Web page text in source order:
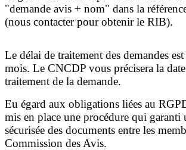
"demande avis + nom" dans la
(nous contacter pour obtenir le RIB).
Le délai de traitement des demandes
mois. Le CNCDP vous précisera la
traitement de la demande.
Eu égard aux obligations liées au
mis en place une procédure qui garanti
sécurisée des documents entre les
Commission des Avis.